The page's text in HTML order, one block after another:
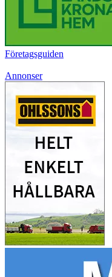
Företagsguiden
Annonser